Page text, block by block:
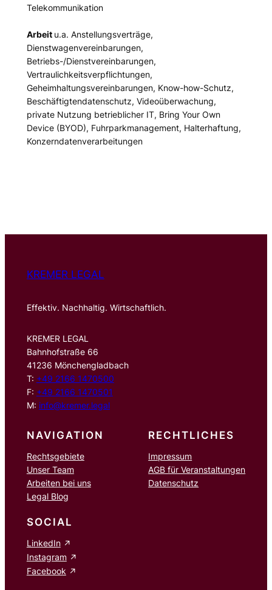
Telekommunikation
Arbeit u.a. Anstellungsverträge,
Dienstwagenvereinbarungen,
Betriebs-/Dienstvereinbarungen,
Vertraulichkeitsverpflichtungen,
Geheimhaltungsvereinbarungen, Know-how-Schutz,
Beschäftigtendatenschutz, Videoüberwachung,
private Nutzung betrieblicher IT, Bring Your Own
Device (BYOD), Fuhrparkmanagement, Halterhaftung,
Konzerndatenverarbeitungen
KREMER LEGAL
Effektiv. Nachhaltig. Wirtschaftlich.
KREMER LEGAL
Bahnhofstraße 66
41236 Mönchengladbach
T: +49 2166 1470500
F: +49 2166 1470501
M: info@kremer.legal
NAVIGATION
Rechtsgebiete
Unser Team
Arbeiten bei uns
Legal Blog
RECHTLICHES
Impressum
AGB für Veranstaltungen
Datenschutz
SOCIAL
LinkedIn
Instagram
Facebook